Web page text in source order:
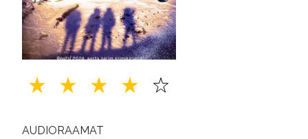
AUDIORAAMAT